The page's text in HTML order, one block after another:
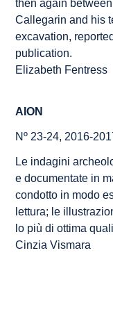
then again
Callegarin and his
excavation,
publication.
Elizabeth Fentress
AION
Nº 23-24, 2016-
Le indagini
e documentate in
condotto in modo
lettura; le
lo più di ottima
Cinzia Vismara